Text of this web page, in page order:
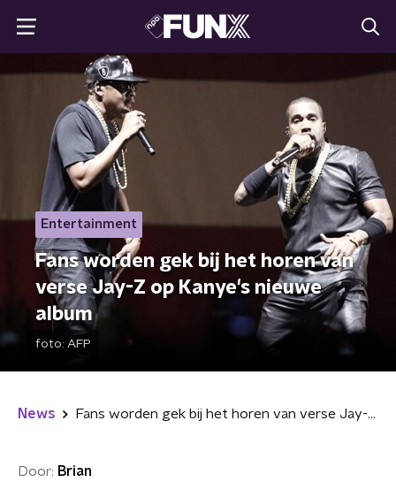
Entertainment
Fans worden gek bij het horen van
verse Jay-Z op Kanye's nieuwe
album
foto: AFP
News Fans worden gek bij het horen van verse Jay-Z op Kanye's nieuwe album
Door: Brian